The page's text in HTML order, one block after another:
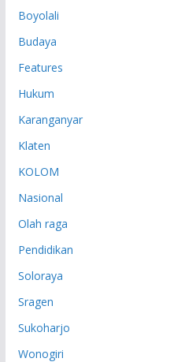
Boyolali
Budaya
Features
Hukum
Karanganyar
Klaten
KOLOM
Nasional
Olah raga
Pendidikan
Soloraya
Sragen
Sukoharjo
Wonogiri